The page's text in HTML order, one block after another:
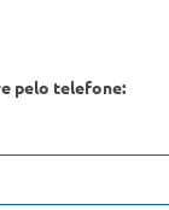
pelo telefone: